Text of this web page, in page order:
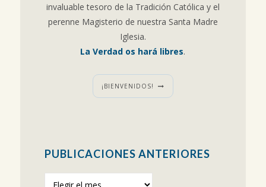
invaluable tesoro de la Tradición Católica y el
perenne Magisterio de nuestra Santa Madre
Iglesia.
La Verdad os hará libres.
¡BIENVENIDOS!
PUBLICACIONES ANTERIORES